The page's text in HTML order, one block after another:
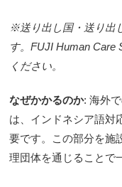
※送り出し国・送り出
す。FUJI Human Care
ください。
なぜかかるのか: 海外
は、インドネシア語対
要です。この部分を施
理団体を通じることで